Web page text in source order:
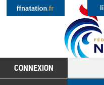
CONNEXION